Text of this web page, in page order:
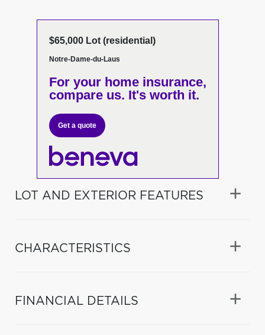
$65,000 Lot (residential)
Notre-Dame-du-Laus
For your home insurance,
compare us. It's worth it.
Get a quote
LOT AND EXTERIOR FEATURES
CHARACTERISTICS
FINANCIAL DETAILS